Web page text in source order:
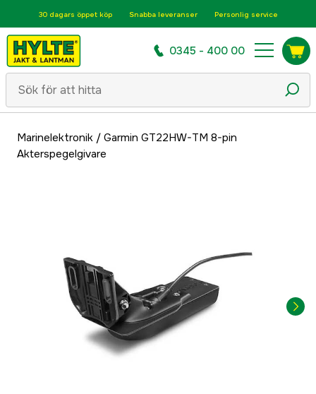
30 dagars öppet köp Snabba leveranser Personlig service
0345 - 400 00
Marinelektronik / Garmin GT22HW-TM 8-pin
Akterspegelgivare